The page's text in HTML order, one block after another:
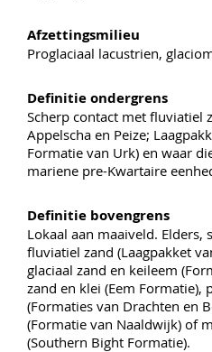
Afzettingsmilieu
Proglaciaal lacustrien,
Definitie ondergrens
Scherp contact met fluviatiel
Appelscha en Peize;
Formatie van Urk) en waar
mariene pre-Kwartaire
Definitie bovengrens
Lokaal aan maaiveld. Elders,
fluviatiel zand (Laagpakket
glaciaal zand en keileem
zand en klei (Eem Formatie),
(Formaties van Drachten en
(Formatie van Naaldwijk) of
(Southern Bight Formatie).